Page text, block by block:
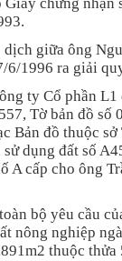
giữa ông
1996 ra giải
ty Cổ phần
Tờ bản đồ
Bản đồ thuộc
dụng đất số
A cấp cho ông
bộ yêu cầu
nông nghiệp
thuộc